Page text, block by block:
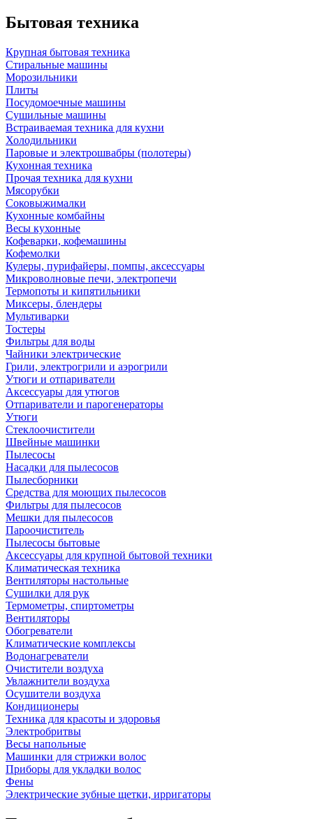
Бытовая техника
Крупная бытовая техника
Стиральные машины
Морозильники
Плиты
Посудомоечные машины
Сушильные машины
Встраиваемая техника для кухни
Холодильники
Паровые и электрошвабры (полотеры)
Кухонная техника
Прочая техника для кухни
Мясорубки
Соковыжималки
Кухонные комбайны
Весы кухонные
Кофеварки, кофемашины
Кофемолки
Кулеры, пурифайеры, помпы, аксессуары
Микроволновые печи, электропечи
Термопоты и кипятильники
Миксеры, блендеры
Мультиварки
Тостеры
Фильтры для воды
Чайники электрические
Грили, электрогрили и аэрогрили
Утюги и отпариватели
Аксессуары для утюгов
Отпариватели и парогенераторы
Утюги
Стеклоочистители
Швейные машинки
Пылесосы
Насадки для пылесосов
Пылесборники
Средства для моющих пылесосов
Фильтры для пылесосов
Мешки для пылесосов
Пароочиститель
Пылесосы бытовые
Аксессуары для крупной бытовой техники
Климатическая техника
Вентиляторы настольные
Сушилки для рук
Термометры, спиртометры
Вентиляторы
Обогреватели
Климатические комплексы
Водонагреватели
Очистители воздуха
Увлажнители воздуха
Осушители воздуха
Кондиционеры
Техника для красоты и здоровья
Электробритвы
Весы напольные
Машинки для стрижки волос
Приборы для укладки волос
Фены
Электрические зубные щетки, ирригаторы